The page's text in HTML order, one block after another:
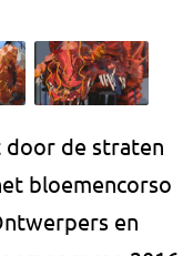
door de straten
bloemencorso
en